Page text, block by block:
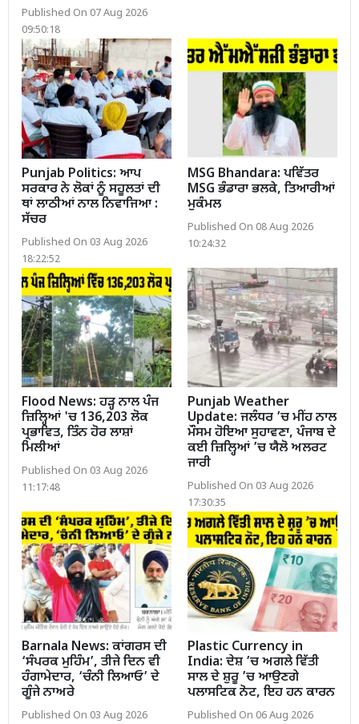
Published On 07 Aug 2026
09:50:18
Punjab Politics: ਆਪ
ਸਰਕਾਰ ਨੇ ਲੋਕਾਂ ਨੂੰ ਸਹੂਲਤਾਂ ਦੀ
ਥਾਂ ਲਾਠੀਆਂ ਨਾਲ ਨਿਵਾਜਿਆ :
ਸੱਚਰ
Published On 03 Aug 2026
18:22:52
MSG Bhandara: ਪਵਿੱਤਰ
MSG ਭੰਡਾਰਾ ਭਲਕੇ, ਤਿਆਰੀਆਂ
ਮੁਕੰਮਲ
Published On 08 Aug 2026
10:24:32
Flood News: ਹੜ੍ਹ ਨਾਲ ਪੰਜ
ਜ਼ਿਲ੍ਹਿਆਂ 'ਚ 136,203 ਲੋਕ
ਪ੍ਰਭਾਵਿਤ, ਤਿੰਨ ਹੋਰ ਲਾਸ਼ਾਂ
ਮਿਲੀਆਂ
Published On 03 Aug 2026
11:17:48
Punjab Weather
Update: ਜਲੰਧਰ ’ਚ ਮੀਂਹ ਨਾਲ
ਮੌਸਮ ਹੋਇਆ ਸੁਹਾਵਣਾ, ਪੰਜਾਬ ਦੇ
ਕਈ ਜ਼ਿਲ੍ਹਿਆਂ ’ਚ ਯੈਲੋ ਅਲਰਟ
ਜਾਰੀ
Published On 03 Aug 2026
17:30:35
Barnala News: ਕਾਂਗਰਸ ਦੀ
‘ਸੰਪਰਕ ਮੁਹਿੰਮ’, ਤੀਜੇ ਦਿਨ ਵੀ
ਹੰਗਾਮੇਦਾਰ, ‘ਚੰਨੀ ਲਿਆਓ’ ਦੇ
ਗੂੰਜੇ ਨਾਅਰੇ
Published On 03 Aug 2026
Plastic Currency in
India: ਦੇਸ਼ ’ਚ ਅਗਲੇ ਵਿੱਤੀ
ਸਾਲ ਦੇ ਸ਼ੁਰੂ ’ਚ ਆਉਣਗੇ
ਪਲਾਸਟਿਕ ਨੋਟ, ਇਹ ਹਨ ਕਾਰਨ
Published On 06 Aug 2026